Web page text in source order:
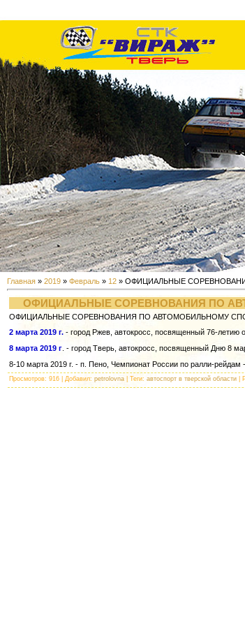
Главная » 2019 » Февраль » 12 » ОФИЦИАЛЬНЫЕ
ОФИЦИАЛЬНЫЕ СОРЕВНОВАНИЯ ПО
ОФИЦИАЛЬНЫЕ СОРЕВНОВАНИЯ ПО АВТОМОБИЛЬНОМУ
2 марта 2019 г. - город Ржев, автокросс, посвященный 76-летию
8 марта 2019 г . - город Тверь, автокросс, посвященный Дню 8
8-10 марта 2019 г. - п. Пено, Чемпионат России по ралли-рейдам
Просмотров: 916 | Добавил: petrolovna Теги: автоспорт в тверской области